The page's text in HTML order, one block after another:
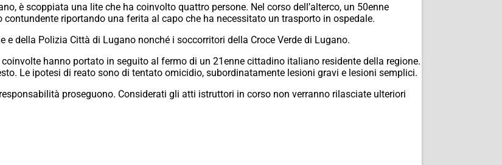
è scoppiata una lite che ha coinvolto quattro persone. Nel corso dell’alterco, un 50enne
riportando una ferita al capo che ha necessitato un trasporto in ospedale.
della Polizia Città di Lugano nonché i soccorritori della Croce Verde di Lugano.
hanno portato in seguito al fermo di un 21enne cittadino italiano residente della regione.
Le ipotesi di reato sono di tentato omicidio, subordinatamente lesioni gravi e lesioni semplici.
proseguono. Considerati gli atti istruttori in corso non verranno rilasciate ulteriori